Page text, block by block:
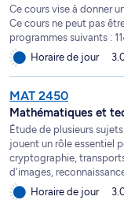
Ce cours vise à donner
Ce cours ne peut pas
programmes suivants :
Horaire de jour
MAT 2450
Mathématiques et
Étude de plusieurs
jouent un rôle essentiel
cryptographie,
d'images,
Horaire de jour